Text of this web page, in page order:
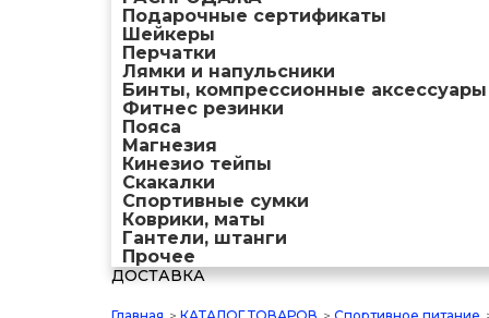
Подарочные сертификаты
Шейкеры
Перчатки
Лямки и напульсники
Бинты, компрессионные аксессуары
Фитнес резинки
Пояса
Магнезия
Кинезио тейпы
Скакалки
Спортивные сумки
Коврики, маты
Гантели, штанги
Прочее
ДОСТАВКА